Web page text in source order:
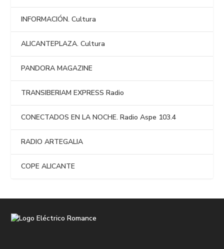
INFORMACIÓN. Cultura
ALICANTEPLAZA. Cultura
PANDORA MAGAZINE
TRANSIBERIAM EXPRESS Radio
CONECTADOS EN LA NOCHE. Radio Aspe 103.4
RADIO ARTEGALIA
COPE ALICANTE